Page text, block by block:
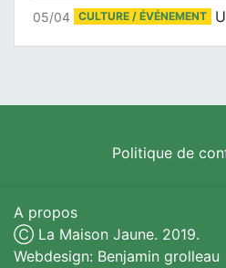
05/04 CULTURE / ÉVÉNEMENT
Politique de
A propos
Ⓒ La Maison Jaune. 2019.
Webdesign: Benjamin grolleau